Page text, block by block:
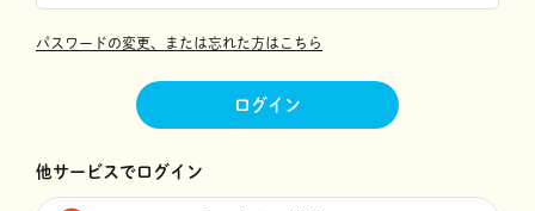
パスワードの変更、または忘れた方はこちら
ログイン
他サービスでログイン